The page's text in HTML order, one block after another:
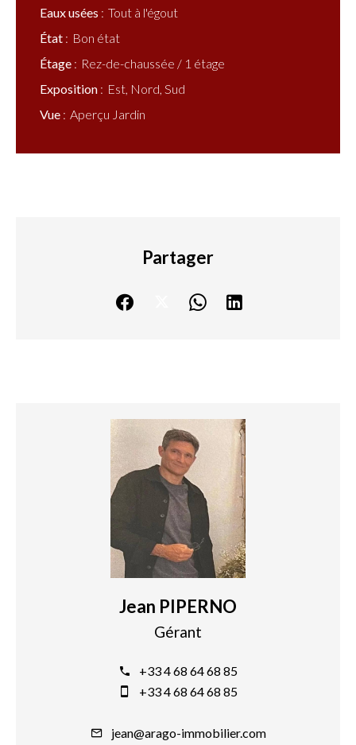
Eaux usées
Tout à l'égout
État
Bon état
Étage
Rez-de-chaussée / 1 étage
Exposition
Est, Nord, Sud
Vue
Aperçu Jardin
Partager
Jean PIPERNO
Gérant
+33 4 68 64 68 85
+33 4 68 64 68 85
jean@arago-immobilier.com